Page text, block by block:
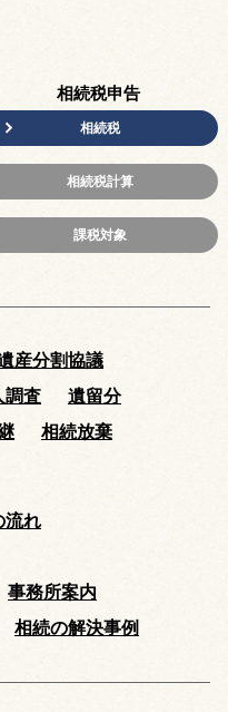
相続税申告
相続税
相続税計算
課税対象
産分割協議
調査
遺留分
相続放棄
流れ
事務所案内
相続の解決事例